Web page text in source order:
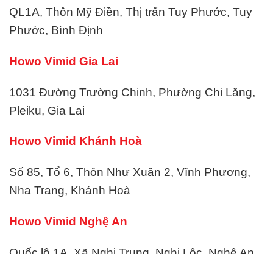
QL1A, Thôn Mỹ Điền, Thị trấn Tuy Phước, Tuy
Phước, Bình Định
Howo Vimid Gia Lai
1031 Đường Trường Chinh, Phường Chi Lăng,
Pleiku, Gia Lai
Howo Vimid Khánh Hoà
Số 85, Tổ 6, Thôn Như Xuân 2, Vĩnh Phương,
Nha Trang, Khánh Hoà
Howo Vimid Nghệ An